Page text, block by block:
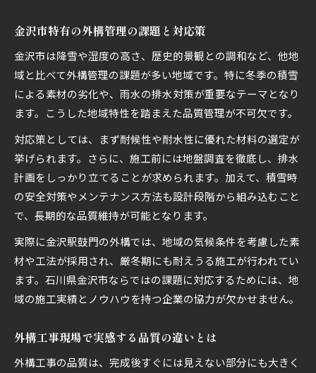
金沢市特有の外構管理の課題と対応策
金沢市は降雪や湿度の高さ、歴史的景観との調和など、他地
域と比べて外構管理の課題が多い地域です。特に冬季の積雪
による素材の劣化や、雨水の排水対策が重要なテーマとなり
ます。こうした地域特性を踏まえた品質管理が不可欠です。
対応策としては、まず耐候性や耐水性に優れた材料の選定が
挙げられます。さらに、施工前には地盤調査を徹底し、排水
計画をしっかり立てることが求められます。加えて、積雪時
の安全対策やメンテナンス方法も設計段階から組み込むこと
で、長期的な品質維持が可能となります。
実際に金沢駅鼓門の外構では、地域の気候条件を考慮した素
材や工法が採用され、厳冬期にも耐えうる施工が行われてい
ます。石川県金沢市ならではの課題に対応するためには、地
域の施工実績とノウハウを持つ企業の協力が欠かせません。
外構工事現場で実感する品質の違いとは
外構工事の品質は、完成後すぐには見えない部分にも大きく